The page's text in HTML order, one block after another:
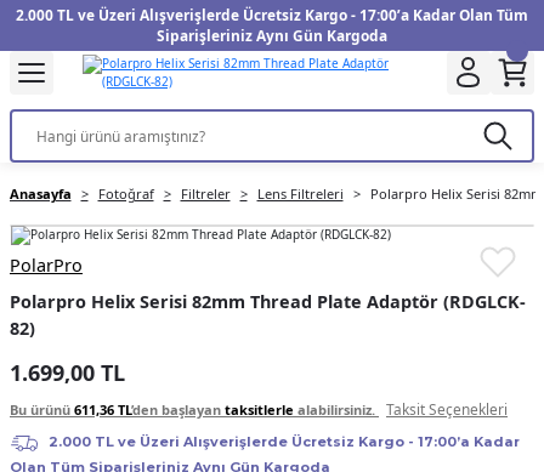
2.000 TL ve Üzeri Alışverişlerde Ücretsiz Kargo - 17:00’a Kadar Olan Tüm
Siparişleriniz Aynı Gün Kargoda
Geri Dön
Geri Dön
Geri Dön
Geri Dön
Geri Dön
Geri Dön
Geri Dön
Geri Dön
Geri Dön
Geri Dön
Geri Dön
Geri Dön
Anasayfa Fotoğraf Filtreler Lens Filtreleri Polarpro Helix Serisi
PolarPro
Polarpro Helix Serisi 82mm Thread Plate Adaptör (RDGLCK-
82)
1.699,00 TL
Bu ürünü 611,36 TL’den başlayan taksitlerle alabilirsiniz. Taksit Seçenekleri
2.000 TL ve Üzeri Alışverişlerde Ücretsiz Kargo - 17:00’a Kadar
Olan Tüm Siparişleriniz Aynı Gün Kargoda